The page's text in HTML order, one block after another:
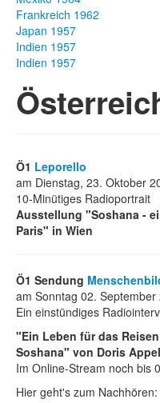
Frankreich 1962
Japan 1957
Indien 1957
Indien 1957
Ö1 Leporello
am Dienstag, 23. Oktober
10-Minütiges Radioportrait
Ausstellung "Soshana -
Paris" in Wien
Ö1 Sendung
am Sonntag 02. September
Ein einstündiges
"Ein Leben für das
Soshana" von Doris Appel
Im Online-Stream noch bis
Hier geht's zum Nachhören: